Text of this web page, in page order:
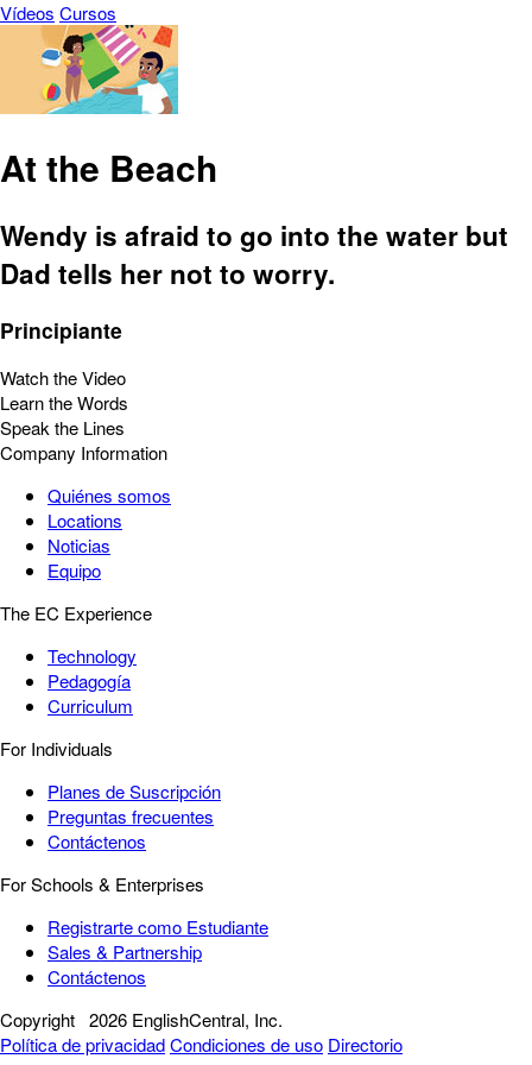
Vídeos Cursos
At the Beach
Wendy is afraid to go into the water but
Dad tells her not to worry.
Principiante
Watch the Video
Learn the Words
Speak the Lines
Company Information
Quiénes somos
Locations
Noticias
Equipo
The EC Experience
Technology
Pedagogía
Curriculum
For Individuals
Planes de Suscripción
Preguntas frecuentes
Contáctenos
For Schools & Enterprises
Registrarte como Estudiante
Sales & Partnership
Contáctenos
Copyright 2026 EnglishCentral, Inc.
Política de privacidadCondiciones de uso Directorio